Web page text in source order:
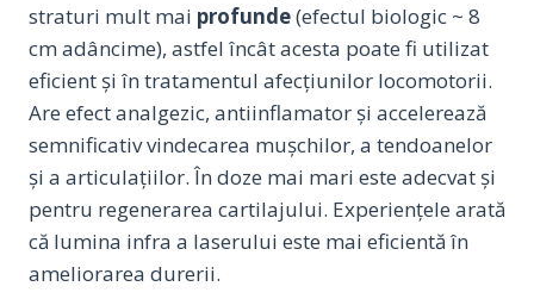
straturi mult mai profunde(efectul biologic ~ 8
cm adâncime), astfel încât acesta poate fi utilizat
eficient și în tratamentul afecţiunilor locomotorii.
Are efect analgezic, antiinflamator și accelerează
semnificativ vindecarea mușchilor, a tendoanelor
și a articulațiilor. În doze mai mari este adecvat și
pentru regenerarea cartilajului. Experiențele arată
că lumina infra a laserului este mai eficientă în
ameliorarea durerii.